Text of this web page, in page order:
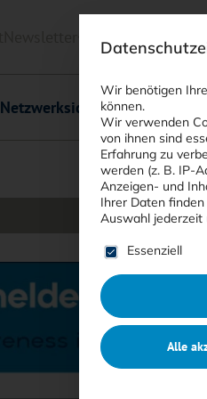
<kes>+ Downloads
Netzwerksicherheit
Wir benötigen
können.
Wir verwenden
von ihnen sind
Erfahrung zu
werden (z. B. IP-
Anzeigen- und
Ihrer Daten
Auswahl jederzeit
Es folgt eine
Essenziell
Alle